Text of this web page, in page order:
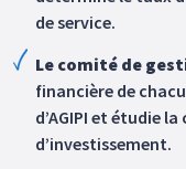
de service.
Le comité de
financière de
d’AGIPI et étudie
d’investissement.